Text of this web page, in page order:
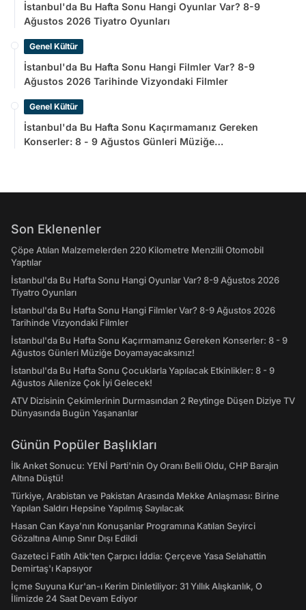
İstanbul'da Bu Hafta Sonu Hangi Oyunlar Var? 8-9
Ağustos 2026 Tiyatro Oyunları
Genel Kültür
İstanbul'da Bu Hafta Sonu Hangi Filmler Var? 8-9
Ağustos 2026 Tarihinde Vizyondaki Filmler
Genel Kültür
İstanbul'da Bu Hafta Sonu Kaçırmamanız Gereken
Konserler: 8 - 9 Ağustos Günleri Müziğe
Son Eklenenler
Çöpe Atılan Malzemelerden 220 Kilometre Menzilli Otomobil
Yaptılar
İstanbul'da Bu Hafta Sonu Hangi Oyunlar Var? 8-9 Ağustos 2026
Tiyatro Oyunları
İstanbul'da Bu Hafta Sonu Hangi Filmler Var? 8-9 Ağustos 2026
Tarihinde Vizyondaki Filmler
İstanbul'da Bu Hafta Sonu Kaçırmamanız Gereken Konserler: 8 - 9
Ağustos Günleri Müziğe Doyamayacaksınız!
İstanbul'da Bu Hafta Sonu Çocuklarla Yapılacak Etkinlikler: 8 - 9
Ağustos Ailenize Çok İyi Gelecek!
ATV Dizisinin Çekimlerinin Durmasından 2 Reytinge Düşen Diziye TV
Dünyasında Bugün Yaşananlar
Günün Popüler Başlıkları
İlk Anket Sonucu: YENİ Parti'nin Oy Oranı Belli Oldu, CHP Barajın
Altına Düştü!
Türkiye, Arabistan ve Pakistan Arasında Mekke Anlaşması: Birine
Yapılan Saldırı Hepsine Yapılmış Sayılacak
Hasan Can Kaya’nın Konuşanlar Programına Katılan Seyirci
Gözaltına Alınıp Sınır Dışı Edildi
Gazeteci Fatih Atik'ten Çarpıcı İddia: Çerçeve Yasa Selahattin
Demirtaş'ı Kapsıyor
İçme Suyuna Kur'an-ı Kerim Dinletiliyor: 31 Yıllık Alışkanlık, O
İlimizde 24 Saat Devam Ediyor